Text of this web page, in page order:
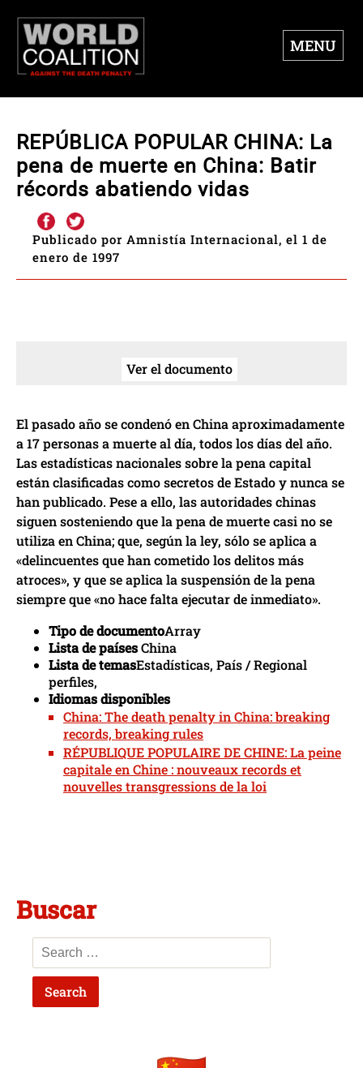
MENU
REPÚBLICA POPULAR CHINA: La
pena de muerte en China: Batir
récords abatiendo vidas
Publicado por Amnistía Internacional, el 1 de
enero de 1997
Ver el documento
El pasado año se condenó en China aproximadamente
a 17 personas a muerte al día, todos los días del año.
Las estadísticas nacionales sobre la pena capital
están clasificadas como secretos de Estado y nunca se
han publicado. Pese a ello, las autoridades chinas
siguen sosteniendo que la pena de muerte casi no se
utiliza en China; que, según la ley, sólo se aplica a
«delincuentes que han cometido los delitos más
atroces», y que se aplica la suspensión de la pena
siempre que «no hace falta ejecutar de inmediato».
Tipo de documentoArray
Lista de paísesChina
Lista de temasEstadísticas, País / Regional
perfiles,
Idiomas disponibles
China: The death penalty in China: breaking
records, breaking rules
RÉPUBLIQUE POPULAIRE DE CHINE: La peine
capitale en Chine : nouveaux records et
nouvelles transgressions de la loi
Buscar